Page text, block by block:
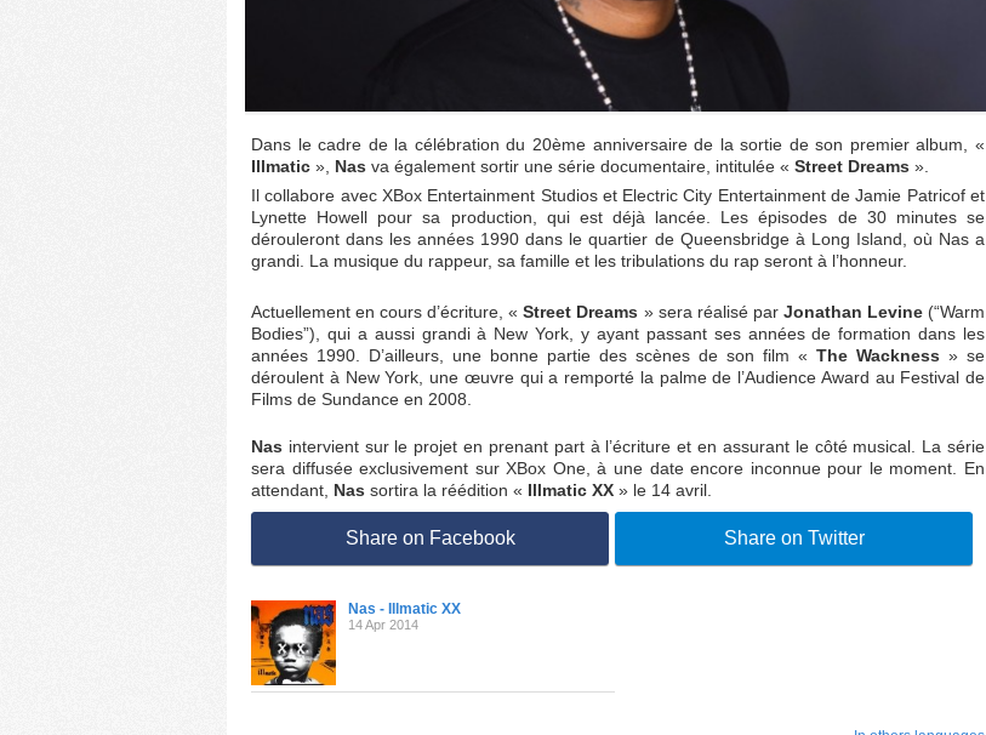
Dans le cadre de la célébration du 20ème anniversaire de la sortie de son premier album, «
Illmatic », Nas va également sortir une série documentaire, intitulée « Street Dreams ».
Il collabore avec XBox Entertainment Studios et Electric City Entertainment de Jamie Patricof et
Lynette Howell pour sa production, qui est déjà lancée. Les épisodes de 30 minutes se
dérouleront dans les années 1990 dans le quartier de Queensbridge à Long Island, où Nas a
grandi. La musique du rappeur, sa famille et les tribulations du rap seront à l’honneur.
Actuellement en cours d’écriture, «Street Dreams » sera réalisé par Jonathan Levine(“Warm
Bodies”) , qui a aussi grandi à New York, y ayant passant ses années de formation dans les
années 1990. D’ailleurs, une bonne partie des scènes de son film « The Wackness » se
déroulent à New York, une œuvre qui a remporté la palme de l’Audience Award au Festival de
Films de Sundance en 2008.
Nas intervient sur le projet en prenant part à l’écriture et en assurant le côté musical. La série
sera diffusée exclusivement sur XBox One, à une date encore inconnue pour le moment. En
attendant, Nas sortira la réédition « Illmatic XX » le 14 avril.
Share on Facebook Share on Twitter
Nas - Illmatic XX
14 Apr 2014